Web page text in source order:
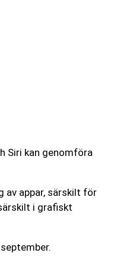
Siri kan genomföra
av appar, särskilt för
i grafiskt